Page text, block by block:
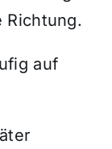
Richtung.
auf